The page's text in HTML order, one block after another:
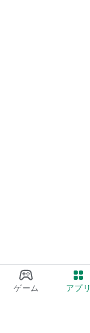
ゲーム アプリ